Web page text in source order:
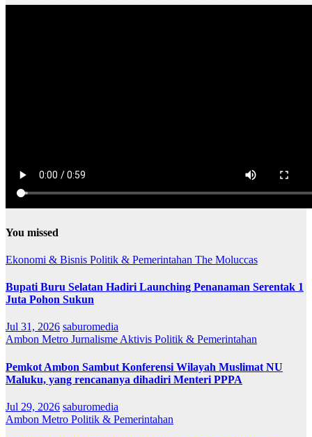
You missed
Ekonomi & Bisnis Politik & Pemerintahan The Moluccas
Bupati Buru Selatan Hadiri Launching Penanaman Serentak 1
Juta Pohon Sukun
Jul 31, 2026 saburomedia
Ambon Metro Jurnalisme Aktivis Politik & Pemerintahan
Pemkot Ambon Sambut Konferensi Wilayah Muslimat NU
Maluku, yang rencananya dihadiri Menteri PPPA
Jul 29, 2026 saburomedia
Ambon Metro Politik & Pemerintahan